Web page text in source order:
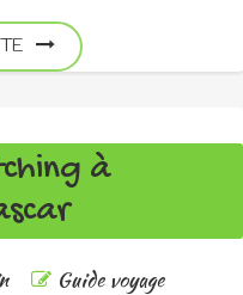
à
Guide voyage